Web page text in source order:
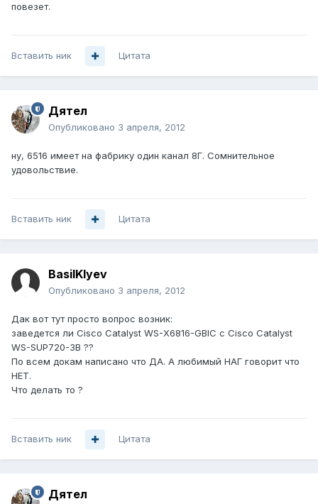
повезет.
Вставить ник Цитата
Дятел
Опубликовано 3 апреля, 2012
ну, 6516 имеет на фабрику один канал 8Г. Сомнительное
удовольствие.
Вставить ник Цитата
BasilKlyev
Опубликовано 3 апреля, 2012
Дак вот тут просто вопрос возник:
заведется ли Cisco Catalyst WS-X6816-GBIC с Cisco Catalyst
WS-SUP720-3B ??
По всем докам написано что ДА. А любимый НАГ говорит что
НЕТ.
Что делать то ?
Вставить ник Цитата
Дятел